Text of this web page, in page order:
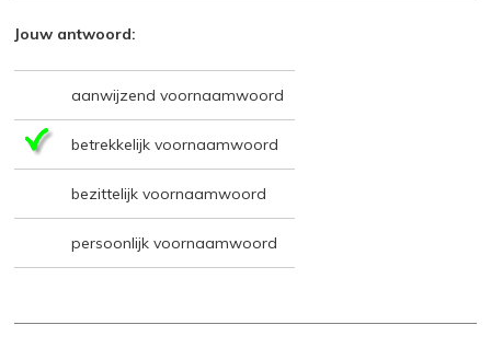
Jouw antwoord:
aanwijzend voornaamwoord
betrekkelijk voornaamwoord
bezittelijk voornaamwoord
persoonlijk voornaamwoord